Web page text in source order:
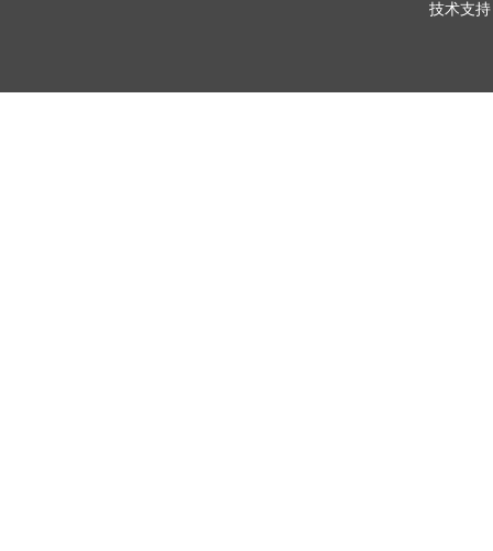
技术支